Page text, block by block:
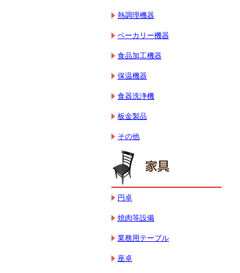
熱調理機器
ベーカリー機器
食品加工機器
保温機器
食器洗浄機
板金製品
その他
円卓
焼肉等設備
業務用テーブル
座卓